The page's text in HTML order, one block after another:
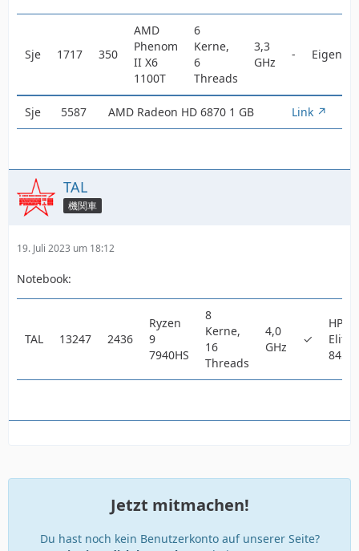
Sje 1717 350
AMD
Phenom
II X6
1100T
6
Kerne,
6
Threads
3,3
GHz
-
Sje 5587 AMD Radeon HD 6870 1 GB Link
TAL
機関車
19. Juli 2023 um 18:12
Notebook:
TAL 13247 2436
Ryzen
9
7940HS
8
Kerne,
16
Threads
4,0
GHz
✓
HP
845
Jetzt mitmachen!
Du hast noch kein Benutzerkonto auf unserer Seite?